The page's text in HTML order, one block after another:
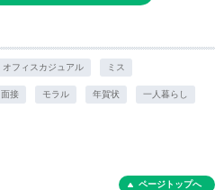
オフィスカジュアル ミス
面接 モラル 年賀状 一人暮らし
ページトップへ